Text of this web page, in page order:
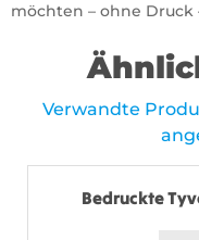
möchten – ohne Druck
Verwandte
Bedruckte